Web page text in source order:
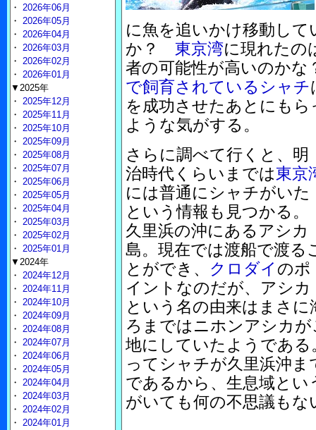
に魚を追いかけ移動し
か？ 東京湾に現れたの
者の可能性が高いのか
で飼育されているシャチ
を成功させたあとにも
ような気がする。
さらに調べて行くと、明
治時代くらいまでは東京
には普通にシャチがいた
という情報も見つかる。
久里浜の沖にあるアシカ
島。現在では渡船で渡る
とができ、 クロダイ のポ
イントなのだが、アシカ
という名の由来はまさ
ろまではニホンアシカ
地にしていたようであ
ってシャチが久里浜沖
であるから、生息域とい
がいても何の不思議もな
・ 2026年06月
・ 2026年05月
・ 2026年04月
・ 2026年03月
・ 2026年02月
・ 2026年01月
▼2025年
・ 2025年12月
・ 2025年11月
・ 2025年10月
・ 2025年09月
・ 2025年08月
・ 2025年07月
・ 2025年06月
・ 2025年05月
・ 2025年04月
・ 2025年03月
・ 2025年02月
・ 2025年01月
▼2024年
・ 2024年12月
・ 2024年11月
・ 2024年10月
・ 2024年09月
・ 2024年08月
・ 2024年07月
・ 2024年06月
・ 2024年05月
・ 2024年04月
・ 2024年03月
・ 2024年02月
・ 2024年01月